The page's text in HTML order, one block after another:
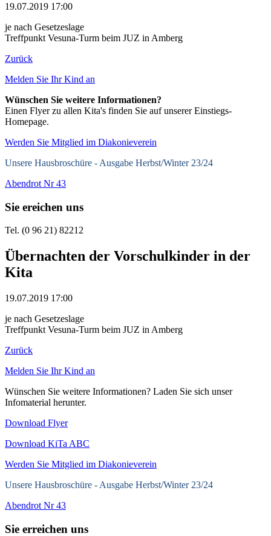
19.07.2019 17:00
je nach Gesetzeslage
Treffpunkt Vesuna-Turm beim JUZ in Amberg
Zurück
Melden Sie Ihr Kind an
Wünschen Sie weitere Informationen?
Einen Flyer zu allen Kita's finden Sie auf unserer Einstiegs-
Homepage.
Werden Sie Mitglied im Diakonieverein
Unsere Hausbroschüre - Ausgabe Herbst/Winter 23/24
Abendrot Nr 43
Sie ereichen uns
Tel. (0 96 21) 82212
Übernachten der Vorschulkinder in der
Kita
19.07.2019 17:00
je nach Gesetzeslage
Treffpunkt Vesuna-Turm beim JUZ in Amberg
Zurück
Melden Sie Ihr Kind an
Wünschen Sie weitere Informationen? Laden Sie sich unser
Infomaterial herunter.
Download Flyer
Download KiTa ABC
Werden Sie Mitglied im Diakonieverein
Unsere Hausbroschüre - Ausgabe Herbst/Winter 23/24
Abendrot Nr 43
Sie erreichen uns